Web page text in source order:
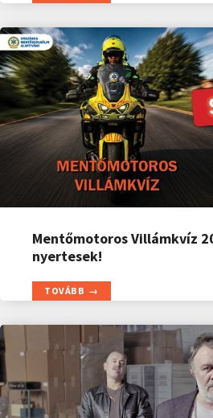
Mentőmotoros Villámkvíz
nyertesek!
TOVÁBB